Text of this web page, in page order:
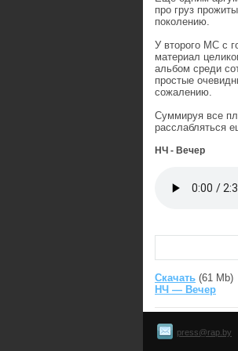
про груз
поколению.
У второго МС с
материал
альбом среди
простые
сожалению.
Суммируя все
расслабляться
НЧ - Вечер
Скачать (61 Mb)
НЧ — Вечер
press@rap.by